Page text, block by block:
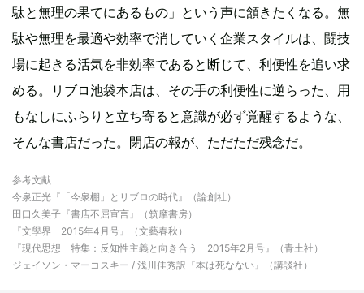
駄と無理の果てにあるもの」という声に頷きたくなる。無
駄や無理を最適や効率で消していく企業スタイルは、闘技
場に起きる活気を非効率であると断じて、利便性を追い求
める。リブロ池袋本店は、その手の利便性に逆らった、用
もなしにふらりと立ち寄ると意識が必ず覚醒するような、
そんな書店だった。閉店の報が、ただただ残念だ。
参考文献
今泉正光『「今泉棚」とリブロの時代』（論創社）
田口久美子『書店不屈宣言』（筑摩書房）
『文學界 2015年4月号』（文藝春秋）
『現代思想 特集：反知性主義と向き合う 2015年2月号』（青土社）
ジェイソン・マーコスキー / 浅川佳秀訳『本は死なない』（講談社）